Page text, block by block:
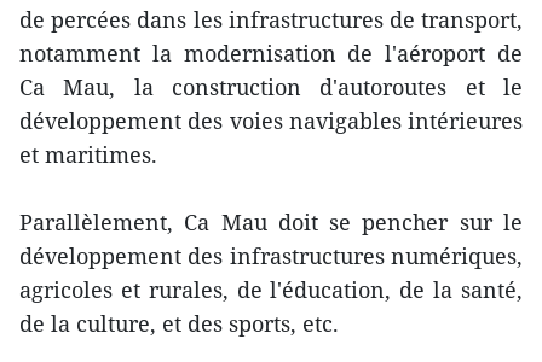
de percées dans les infrastructures de transport,
notamment la modernisation de l'aéroport de
Ca Mau, la construction d'autoroutes et le
développement des voies navigables intérieures
et maritimes.
Parallèlement, Ca Mau doit se pencher sur le
développement des infrastructures numériques,
agricoles et rurales, de l'éducation, de la santé,
de la culture, et des sports, etc.